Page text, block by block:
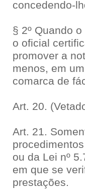
concedendo-
§ 2º Quando
o oficial
promover a
menos, em
comarca de
Art. 20.
Art. 21.
ou da Lei nº
em que se
prestações.